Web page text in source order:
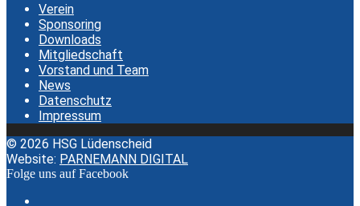
Verein
Sponsoring
Downloads
Mitgliedschaft
Vorstand und Team
News
Datenschutz
Impressum
© 2026 HSG Lüdenscheid
Website: PARNEMANN DIGITAL
Folge uns auf Facebook